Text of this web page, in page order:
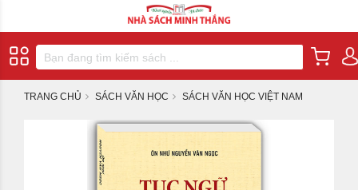
TRANG CHỦ SÁCH VĂN HỌC SÁCH VĂN HỌC VIỆT NAM